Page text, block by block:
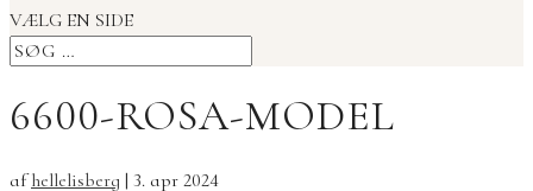
VÆLG EN SIDE
6600-ROSA-MODEL
afhellelisberg | 3. apr 2024